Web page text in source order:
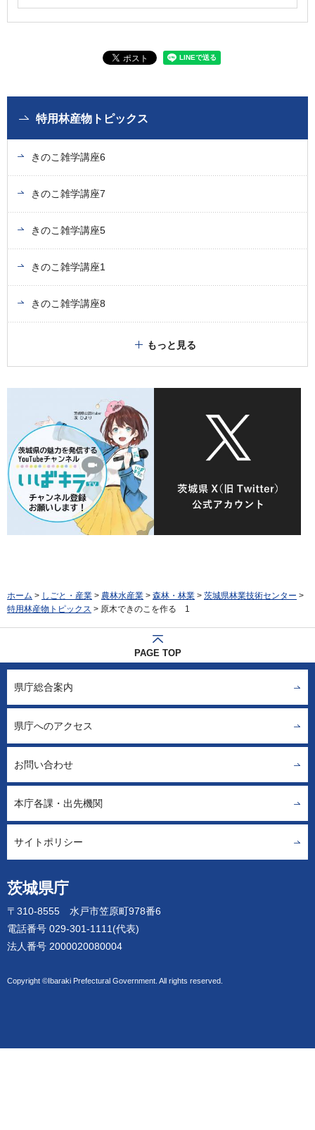
特用林産物トピックス
きのこ雑学講座6
きのこ雑学講座7
きのこ雑学講座5
きのこ雑学講座1
きのこ雑学講座8
もっと見る
ホーム > しごと・産業 > 農林水産業 > 森林・林業 > 茨城県林業技術センター >
特用林産物トピックス > 原木できのこを作る 1
PAGE TOP
茨城県庁
〒310-8555 水戸市笠原町978番6
電話番号 029-301-1111(代表)
法人番号 2000020080004
Copyright ©Ibaraki Prefectural Government. All rights reserved.
県庁総合案内
県庁へのアクセス
お問い合わせ
本庁各課・出先機関
サイトポリシー